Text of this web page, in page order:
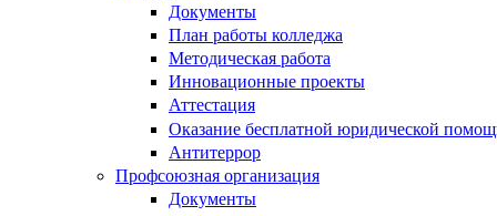
Документы
План работы колледжа
Методическая работа
Инновационные проекты
Аттестация
Оказание бесплатной юридической
Антитеррор
Профсоюзная организация
Документы